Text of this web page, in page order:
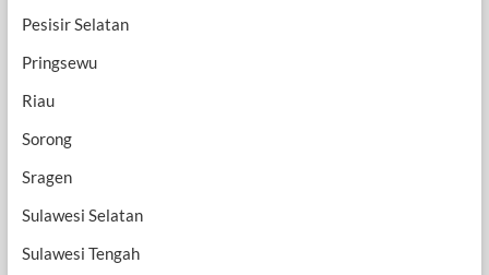
Pesisir Selatan
Pringsewu
Riau
Sorong
Sragen
Sulawesi Selatan
Sulawesi Tengah